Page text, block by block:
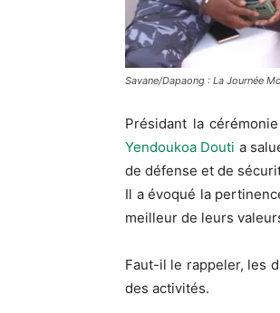
Savane/Dapaong : La Journée
Présidant la
Yendoukoa Douti a
de défense et de
Il a évoqué la
meilleur de leurs
Faut-il le rappeler, les
des activités.